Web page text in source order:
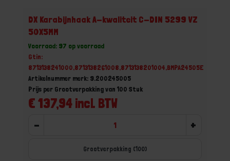
DX Karabijnhaak A-kwaliteit C-DIN 5299 VZ
50X5MM
Voorraad: 97 op voorraad
Gtin:
8713138241000,8713138261008,8713138201004,BMPA24505E
Artikelnummer merk: 9.200245005
€ 137,94 incl. BTW
Prijs per Grootverpakking van 100 Stuk
- +
Grootverpakking (100)